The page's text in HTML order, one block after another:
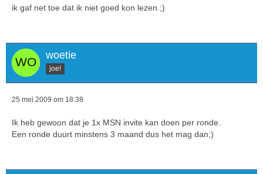
ik gaf net toe dat ik niet goed kon lezen.;)
woetie
joe!
25 mei 2009 om 18:38
Ik heb gewoon dat je 1x MSN invite kan doen per ronde.
Een ronde duurt minstens 3 maand dus het mag dan;)